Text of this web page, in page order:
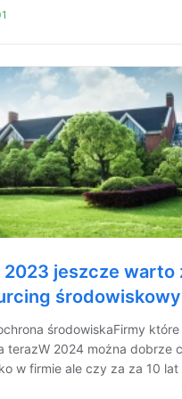
2023 jeszcze warto
środowiskaFirmy
terazW 2024 można dobrze
w firmie ale czy za za 10